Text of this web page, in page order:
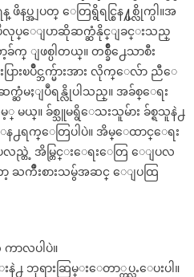
အျပတ္ ေတြရွိရင္စြန႔္ပစ္လိုက္ပါ။အ
လုပ္ေျပာဆိုဆက္ဆံနိုင္ျခင္းသည္
ျဖစ္ပါတယ္။ တစ္ခ်ိဳ႕ေသာစီး
ပြားၿပိဳင္ဘက္မ်ားအား လိုက္ေလ်ာ ညီေ
ဆံမႈျပဳရန္လိုပါသည္။ အခ်စ္ေရး
မယ္။ ခ်စ္သူမရွိေသးသူမ်ား ခ်စ္ရသူနဲ႕
ေန႕ရက္ေတြပါပဲ။ အိမ္ေထာင္ေရး
လည္တဲ့ အိမ္တြင္းေရးေတြ ေျပလ
ာ့ ႀကိဳးစားသမွ်အဆင္ ေျပထြ
ာလပါပဲ။
ဘုရားဆြမ္းေတာ္ကပ္လႉေပးပါ။